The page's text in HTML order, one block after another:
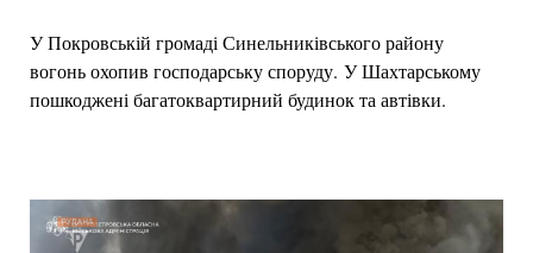
У Покровській громаді Синельниківського району
вогонь охопив господарську споруду. У Шахтарському
пошкоджені багатоквартирний будинок та автівки.